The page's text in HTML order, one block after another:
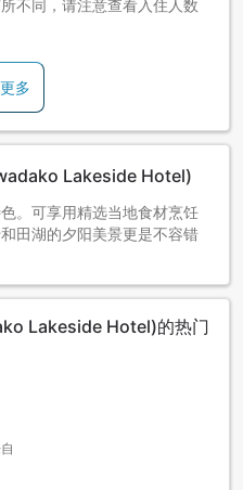
不同，请注意查看入住人数
多
Lakeside Hotel)
。可享用精选当地食材烹饪
田湖的夕阳美景更是不容错
Lakeside Hotel)的热门